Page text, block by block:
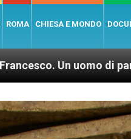
ROMA CHIESA E MONDO
dietro le quinte